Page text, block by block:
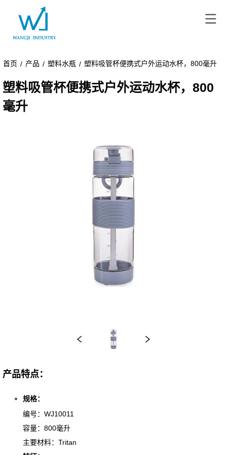
首页 / 产品 / 塑料水瓶 / 塑料吸管杯便携式户外运动水杯，800毫升
塑料吸管杯便携式户外运动水杯，800
毫升